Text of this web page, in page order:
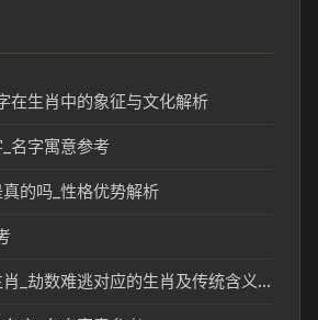
在生肖中的象征与文化解析
名字寓意参考
的吗_性格优势解析
劫数难逃是什么生肖_劫数难逃对应的生肖及传统含义解析